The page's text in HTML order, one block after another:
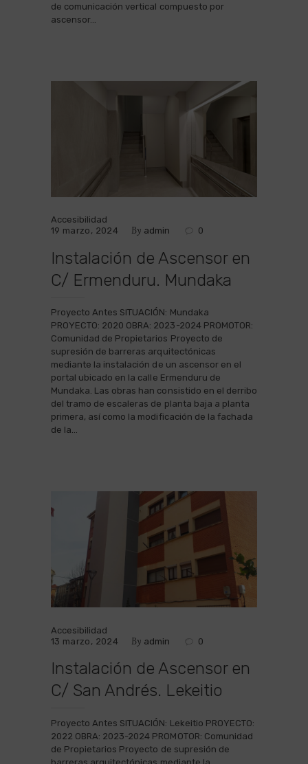
de comunicación vertical compuesto por
ascensor…
Accesibilidad
19 marzo, 2024
By admin 0
Instalación de Ascensor en
C/ Ermenduru. Mundaka
Proyecto Antes SITUACIÓN: Mundaka
PROYECTO: 2020 OBRA: 2023-2024 PROMOTOR:
Comunidad de Propietarios Proyecto de
supresión de barreras arquitectónicas
mediante la instalación de un ascensor en el
portal ubicado en la calle Ermenduru de
Mundaka. Las obras han consistido en el derribo
del tramo de escaleras de planta baja a planta
primera, así como la modificación de la fachada
de la…
Accesibilidad
13 marzo, 2024
By admin 0
Instalación de Ascensor en
C/ San Andrés. Lekeitio
Proyecto Antes SITUACIÓN: Lekeitio PROYECTO:
2022 OBRA: 2023-2024 PROMOTOR: Comunidad
de Propietarios Proyecto de supresión de